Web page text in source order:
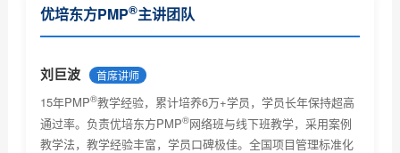
PMP认证基本常识了解
PMP®
报考条件及相关要求
PMP考试技巧及注意事项
PMP
考试未通过怎么办？
优培东方PMP®主讲团队
刘巨波 首席讲师
15年PMP®教学经验，累计培养6万+学员，学员长年保持超高
通过率。负责优培东方PMP®网络班与线下班教学，采用案例
教学法，教学经验丰富，学员口碑极佳。全国项目管理标准化